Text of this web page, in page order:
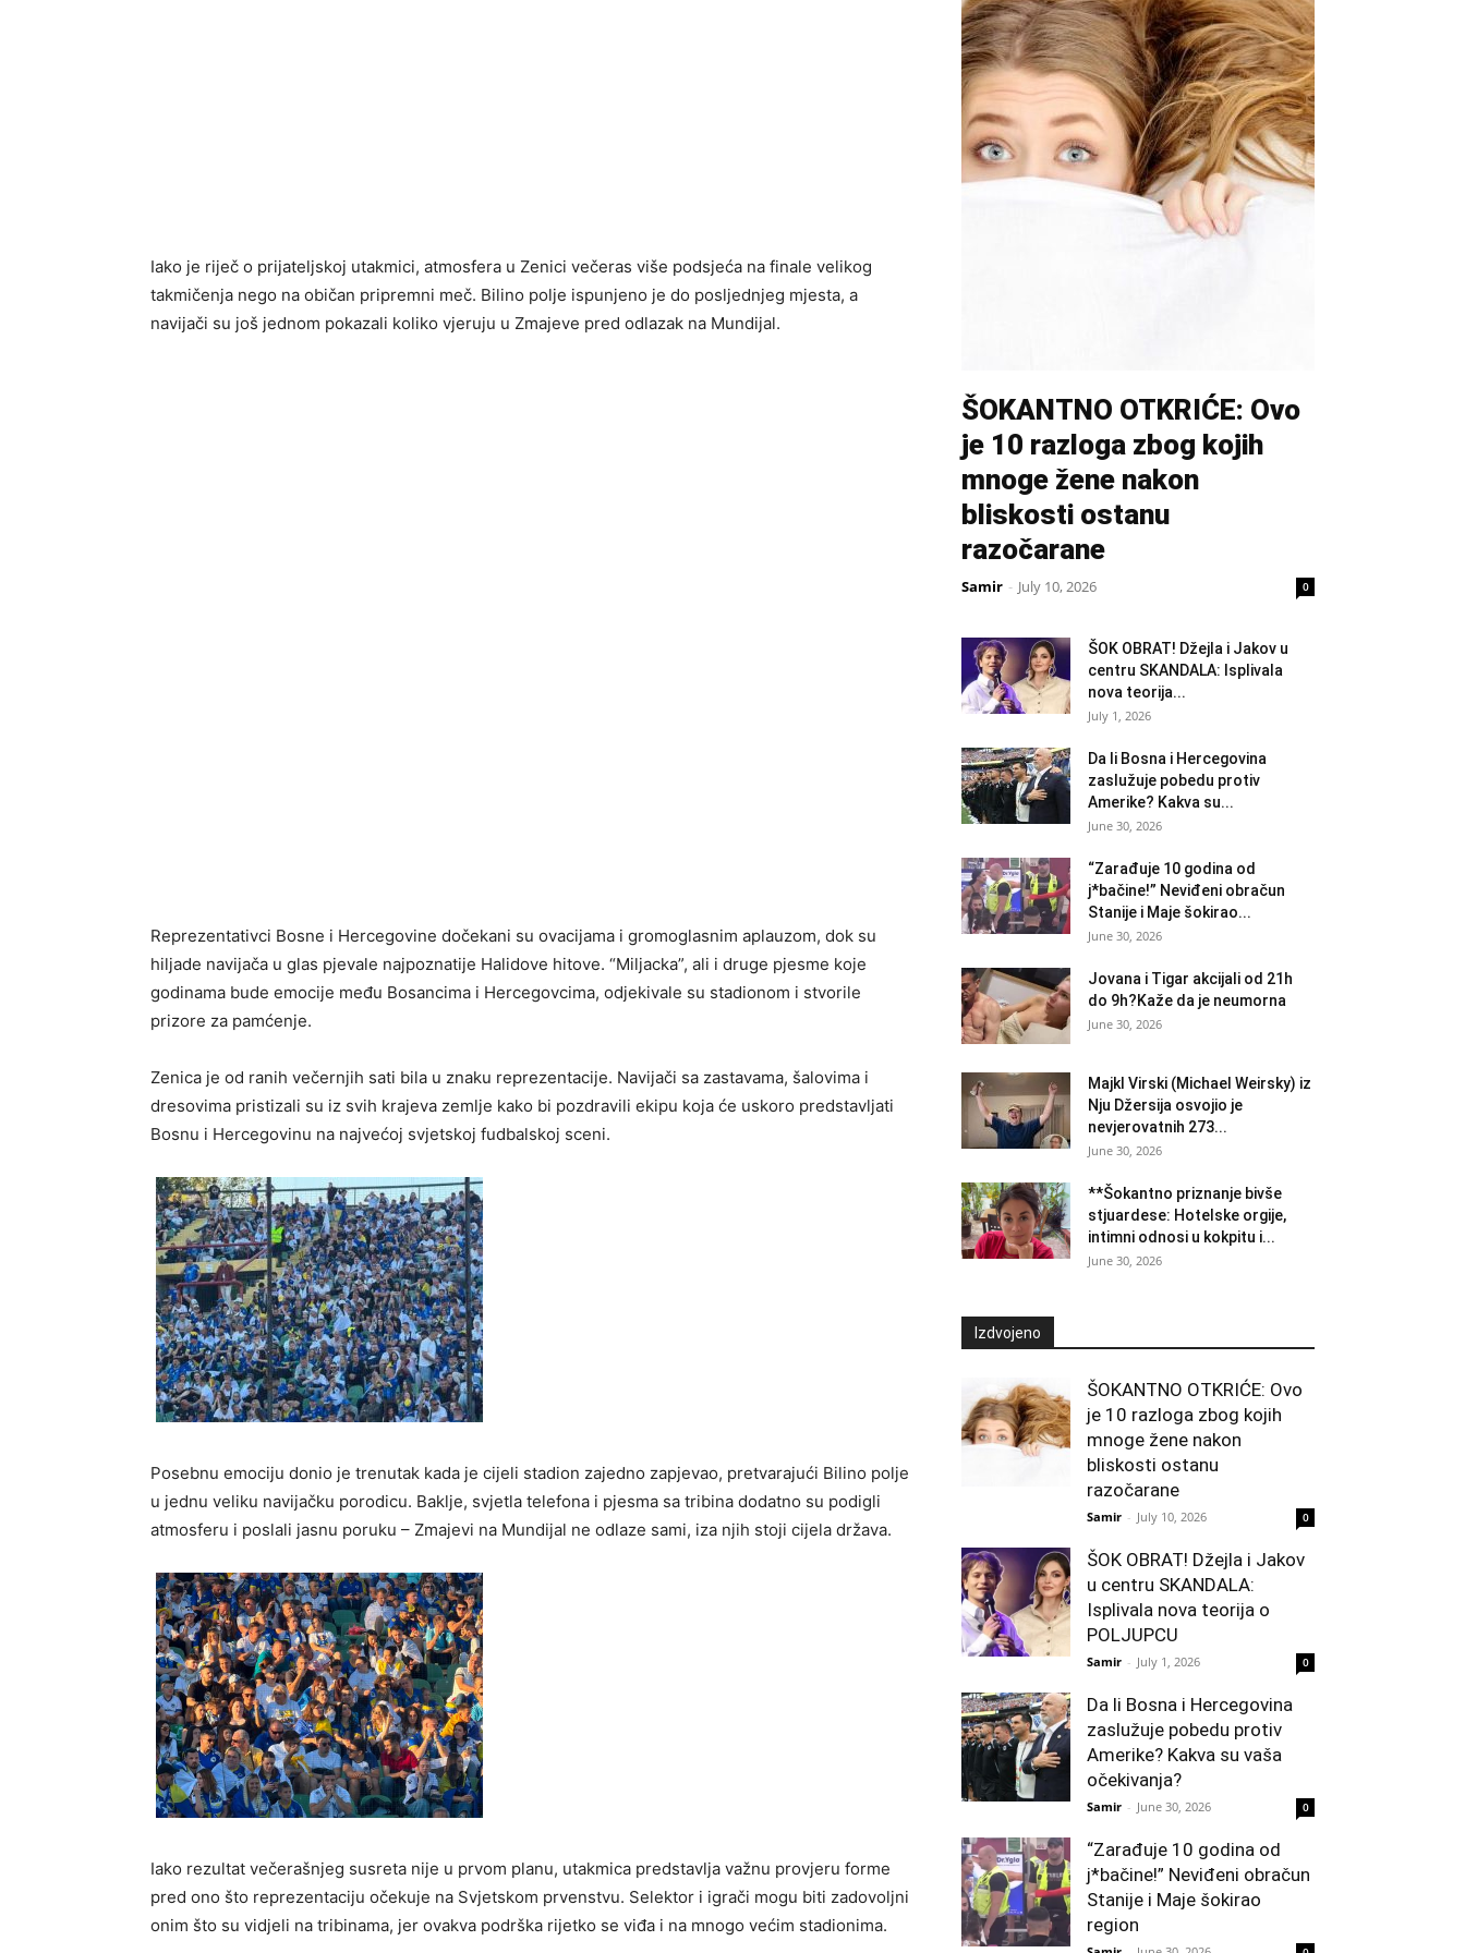
Iako je riječ o prijateljskoj utakmici, atmosfera u Zenici večeras više podsjeća na finale velikog
takmičenja nego na običan pripremni meč. Bilino polje ispunjeno je do posljednjeg mjesta, a
navijači su još jednom pokazali koliko vjeruju u Zmajeve pred odlazak na Mundijal.
Reprezentativci Bosne i Hercegovine dočekani su ovacijama i gromoglasnim aplauzom, dok su
hiljade navijača u glas pjevale najpoznatije Halidove hitove. “Miljacka”, ali i druge pjesme koje
godinama bude emocije među Bosancima i Hercegovcima, odjekivale su stadionom i stvorile
prizore za pamćenje.
Zenica je od ranih večernjih sati bila u znaku reprezentacije. Navijači sa zastavama, šalovima i
dresovima pristizali su iz svih krajeva zemlje kako bi pozdravili ekipu koja će uskoro predstavljati
Bosnu i Hercegovinu na najvećoj svjetskoj fudbalskoj sceni.
Posebnu emociju donio je trenutak kada je cijeli stadion zajedno zapjevao, pretvarajući Bilino polje
u jednu veliku navijačku porodicu. Baklje, svjetla telefona i pjesma sa tribina dodatno su podigli
atmosferu i poslali jasnu poruku – Zmajevi na Mundijal ne odlaze sami, iza njih stoji cijela država.
Iako rezultat večerašnjeg susreta nije u prvom planu, utakmica predstavlja važnu provjeru forme
pred ono što reprezentaciju očekuje na Svjetskom prvenstvu. Selektor i igrači mogu biti zadovoljni
onim što su vidjeli na tribinama, jer ovakva podrška rijetko se viđa i na mnogo većim stadionima.
ŠOKANTNO OTKRIĆE: Ovo
je 10 razloga zbog kojih
mnoge žene nakon
bliskosti ostanu
razočarane
Samir - July 10, 2026 0
ŠOK OBRAT! Džejla i Jakov u
centru SKANDALA: Isplivala
nova teorija...
July 1, 2026
Da li Bosna i Hercegovina
zaslužuje pobedu protiv
Amerike? Kakva su...
June 30, 2026
“Zarađuje 10 godina od
j*bačine!” Neviđeni obračun
Stanije i Maje šokirao...
June 30, 2026
Jovana i Tigar akcijali od 21h
do 9h?Kaže da je neumorna
June 30, 2026
Majkl Virski (Michael Weirsky) iz
Nju Džersija osvojio je
nevjerovatnih 273...
June 30, 2026
**Šokantno priznanje bivše
stjuardese: Hotelske orgije,
intimni odnosi u kokpitu i...
June 30, 2026
Izdvojeno
ŠOKANTNO OTKRIĆE: Ovo
je 10 razloga zbog kojih
mnoge žene nakon
bliskosti ostanu
razočarane
Samir - July 10, 2026 0
ŠOK OBRAT! Džejla i Jakov
u centru SKANDALA:
Isplivala nova teorija o
POLJUPCU
Samir - July 1, 2026 0
Da li Bosna i Hercegovina
zaslužuje pobedu protiv
Amerike? Kakva su vaša
očekivanja?
Samir - June 30, 2026 0
“Zarađuje 10 godina od
j*bačine!” Neviđeni obračun
Stanije i Maje šokirao
region